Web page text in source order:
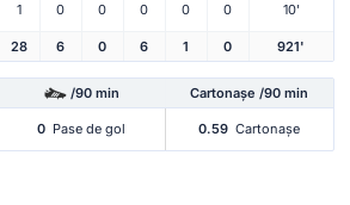
1 0 0 0 0 0 10'
28 6 0 6 1 0 921'
/90 min Cartonașe /90 min
0 Pase de gol 0.59 Cartonașe